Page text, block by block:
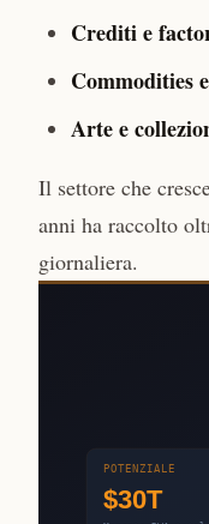
Crediti e
Commodities
Arte e
Il settore che
anni ha raccolto
giornaliera.